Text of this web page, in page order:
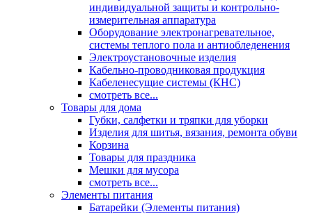
индивидуальной защиты и контрольно-
измерительная аппаратура
Оборудование электронагревательное,
системы теплого пола и антиобледенения
Электроустановочные изделия
Кабельно-проводниковая продукция
Кабеленесущие системы (КНС)
смотреть все...
Товары для дома
Губки, салфетки и тряпки для уборки
Изделия для шитья, вязания, ремонта обуви
Корзина
Товары для праздника
Мешки для мусора
смотреть все...
Элементы питания
Батарейки (Элементы питания)